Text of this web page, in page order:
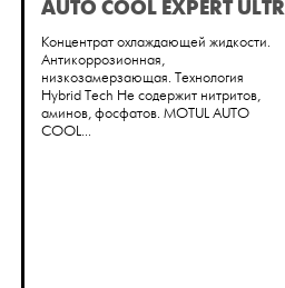
AUTO COOL EXPERT
Концентрат охлаждающей жидкости.
Антикоррозионная,
низкозамерзающая. Технология
Hybrid Tech Не содержит нитритов,
аминов, фосфатов. MOTUL AUTO
COOL...